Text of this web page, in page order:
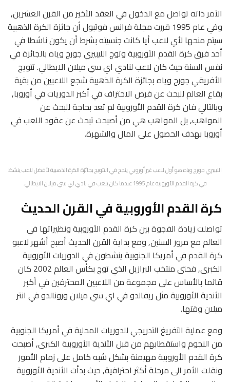
الأمر ذاته تواصل مع الدخول في العقد الأخير من القرن العشرين,
وفي عام 1995 قررت مجلة فرانس فوتبول أن جائزة الكرة الذهبية
سيتم منحها لأي لاعب أيا كانت جنسيته بشرط أن يكون ناشطا في
أحد فرق كرة القدم الأوروبية وتوج الليبيري جورج وياه بالجائزة في
نفس السنة حيث كان لاعب لنادي اي سي ميلان الايطالي. تتويج
الأفريقي جورج وياه بجائزة الكرة الذهبية شجع اللاعبين من بقية
بقاع العالم للبحث عن فرص الاحتراف في أكبر الدوريات في أوروبا,
وبالتالي فان كرة القدم الأوروبية لم تعد بحاجة للبحث عن
المواهب, بل المواهب هي من أصبحت تبحث عن عقود اللعب في
أوروبا بهدف الحصول على المال والشهرة.
الليبيري جورج وياه هو أول لاعب غير أوروبي ينجح في التتويج بجائزة الكرة الذهبية لأفضل لاعب ينشظ
في كرة القدم الأوروبية عام 1995 عندما كان يلعب في نادي اي سي ميلان الايطالي.
كرة القدم الأوروبية في القرن الحديث
تواصلت زيادة الفجوة بين كرة القدم الأوروبية ونظيراتها في
العالم مع مرور السنين, ومع بداية القرن الحديث أصبح أشهر لاعبو
كرة القدم في أمريكا الجنوبية ينشطون في الدوريات الأوروبية
الكبرى, فحتى منتخب البرازيل الذي توج بكأس العالم 2002 كان
قائما بالأساس على مجموعة من اللاعبين المحترفين في أكبر
الأندية الأوروبية مثل ريفالدو في اي سي ميلان ورونالدو في انتر
ميلان وقتها.
ومع عملية التفريغ التدريجي للدوريات المحلية في أمريكا الجنوبية
من النجوم واستقطابهم من قبل الأندية الأوروبية الكبرى, أصبحت
كرة القدم الأوروبية مهيمنة بشكل شبه كامل على زمام الأمور
ونقلت الأمر الى مرحلة أكثر احترافية, حيث بدأت الأندية الأوروبية